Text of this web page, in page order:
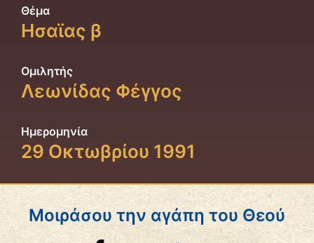
Θέμα
Ησαϊας β
Ομιλητής
Λεωνίδας Φέγγος
Ημερομηνία
29 Οκτωβρίου 1991
Μοιράσου την αγάπη του Θεού